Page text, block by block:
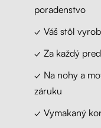
poradenstvo
✓ Váš stôl
✓ Za každý
✓ Na nohy a
záruku
✓ Vymakaný